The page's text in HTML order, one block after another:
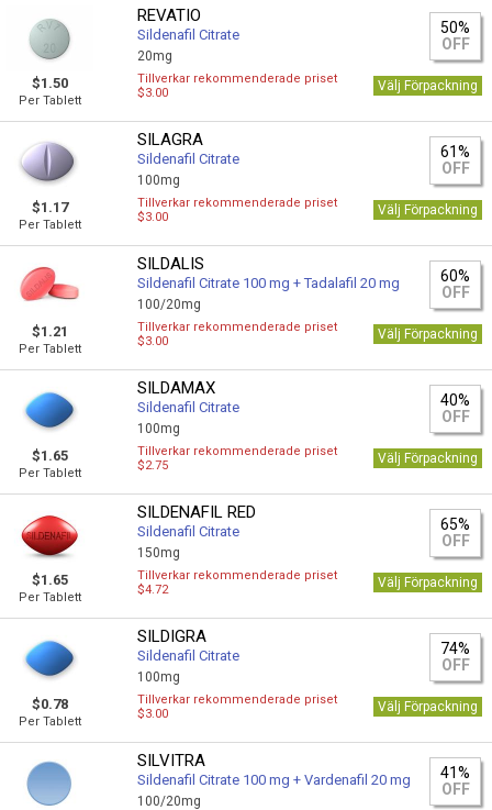
$1.50
Per Tablett
REVATIO
Sildenafil Citrate
20mg
50%
OFF
Tillverkar rekommenderade priset
$3.00
Välj Förpackning
$1.17
Per Tablett
SILAGRA
Sildenafil Citrate
100mg
61%
OFF
Tillverkar rekommenderade priset
$3.00
Välj Förpackning
$1.21
Per Tablett
SILDALIS
Sildenafil Citrate 100 mg + Tadalafil 20 mg
100/20mg
60%
OFF
Tillverkar rekommenderade priset
$3.00
Välj Förpackning
$1.65
Per Tablett
SILDAMAX
Sildenafil Citrate
100mg
40%
OFF
Tillverkar rekommenderade priset
$2.75
Välj Förpackning
$1.65
Per Tablett
SILDENAFIL RED
Sildenafil Citrate
150mg
65%
OFF
Tillverkar rekommenderade priset
$4.72
Välj Förpackning
$0.78
Per Tablett
SILDIGRA
Sildenafil Citrate
100mg
74%
OFF
Tillverkar rekommenderade priset
$3.00
Välj Förpackning
SILVITRA
Sildenafil Citrate 100 mg + Vardenafil 20 mg
100/20mg
41%
OFF